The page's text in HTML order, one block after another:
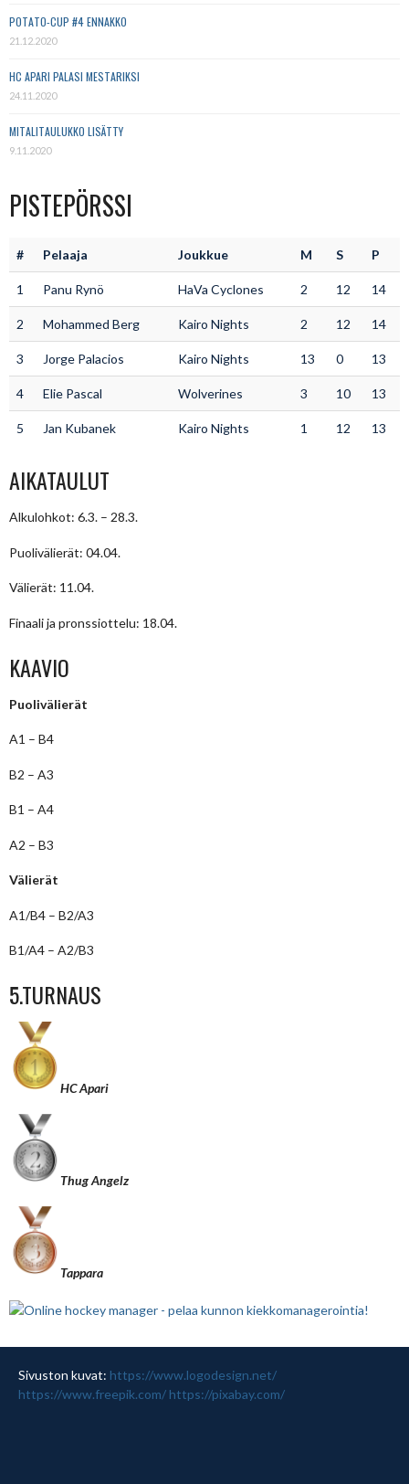
POTATO-CUP #4 ENNAKKO
21.12.2020
HC APARI PALASI MESTARIKSI
24.11.2020
MITALITAULUKKO LISÄTTY
9.11.2020
PISTEPÖRSSI
# Pelaaja Joukkue M S P
1 Panu Rynö HaVa Cyclones 2 12 14
2 Mohammed Berg Kairo Nights 2 12 14
3 Jorge Palacios Kairo Nights 13 0 13
4 Elie Pascal Wolverines 3 10 13
5 Jan Kubanek Kairo Nights 1 12 13
AIKATAULUT
Alkulohkot: 6.3. – 28.3.
Puolivälierät: 04.04.
Välierät: 11.04.
Finaali ja pronssiottelu: 18.04.
KAAVIO
Puolivälierät
A1 – B4
B2 – A3
B1 – A4
A2 – B3
Välierät
A1/B4 – B2/A3
B1/A4 – A2/B3
5.TURNAUS
HC Apari
Thug Angelz
Tappara
Sivuston kuvat: https://www.logodesign.net/
https://www.freepik.com/ https://pixabay.com/